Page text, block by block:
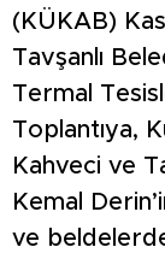
(KÜKAB)
Tavşanlı
Termal
Toplantıya,
Kahveci ve
Kemal
ve